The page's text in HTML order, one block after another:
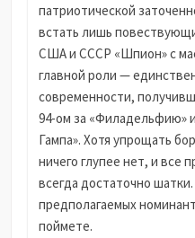
патриотической
встать лишь
США и СССР «Шпион» с
главной роли —
современности,
94-ом за «Филадельфию»
Гампа». Хотя упрощать
ничего глупее нет, и все
всегда достаточно
предполагаемых
поймете.